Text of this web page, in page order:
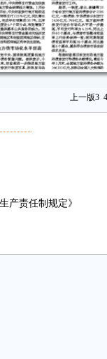
上一版3 4
产责任制规定》